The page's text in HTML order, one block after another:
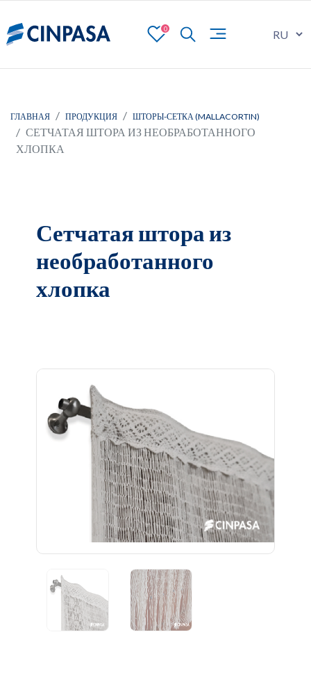
0
ГЛАВНАЯ ПРОДУКЦИЯ ШТОРЫ-СЕТКА (MALLACORTIN)
СЕТЧАТАЯ ШТОРА ИЗ НЕОБРАБОТАННОГО
ХЛОПКА
Сетчатая штора из
необработанного
хлопка
Next